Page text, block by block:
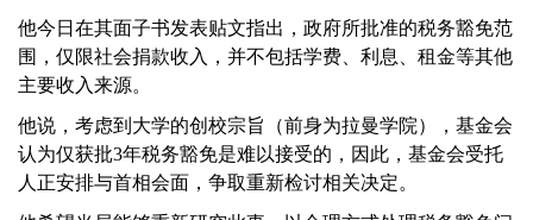
他今日在其面子书发表贴文指出，政府所批准的税务豁免范
围，仅限社会捐款收入，并不包括学费、利息、租金等其他
主要收入来源。
他说，考虑到大学的创校宗旨（前身为拉曼学院），基金会
认为仅获批3年税务豁免是难以接受的，因此，基金会受托
人正安排与首相会面，争取重新检讨相关决定。